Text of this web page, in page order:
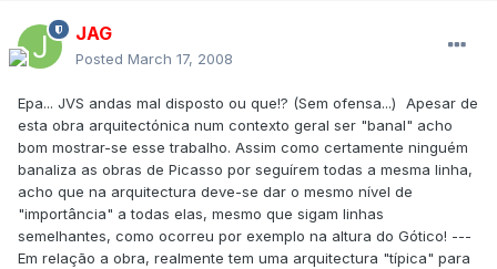
JAG
Posted March 17, 2008
Epa... JVS andas mal disposto ou que!? (Sem ofensa...)
Apesar de
esta obra arquitectónica num contexto geral ser "banal" acho
bom mostrar-se esse trabalho. Assim como certamente ninguém
banaliza as obras de Picasso por seguírem todas a mesma linha,
acho que na arquitectura deve-se dar o mesmo nível de
"importância" a todas elas, mesmo que sigam linhas
semelhantes, como ocorreu por exemplo na altura do Gótico! ---
Em relação a obra, realmente tem uma arquitectura "típica" para